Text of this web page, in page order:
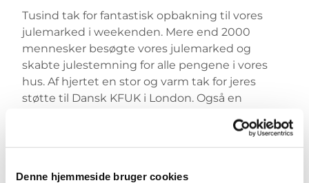
Denne hjemmeside bruger cookies
Tusind tak for fantastisk opbakning til vores
julemarked i weekenden. Mere end 2000
mennesker besøgte vores julemarked og
skabte julestemning for alle pengene i vores
hus. Af hjertet en stor og varm tak for jeres
støtte til Dansk KFUK i London. Også en
fik det hele til at glide og skabte humør og god
stemning til basaren.
Hvis du ikke nåede at være med i weekenden,